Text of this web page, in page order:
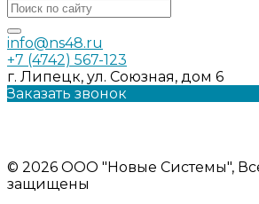
info@ns48.ru
+7 (4742) 567-123
г. Липецк, ул. Союзная, дом 6
Заказать звонок
© 2026 ООО "Новые Системы",
защищены